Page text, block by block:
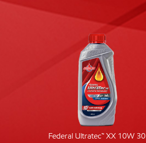
Federal Ultratec™ XX 10W 30